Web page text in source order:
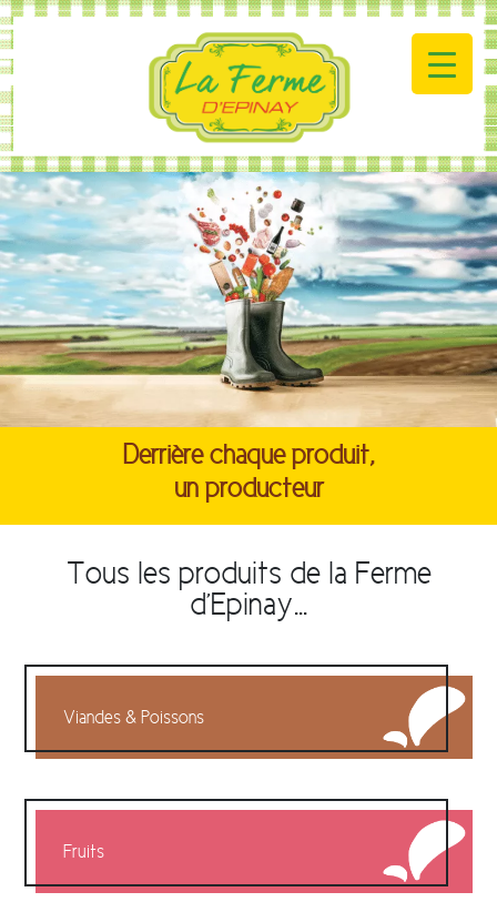
Derrière chaque produit,
un producteur
Tous les produits de la Ferme
d'Epinay...
Viandes & Poissons
Fruits